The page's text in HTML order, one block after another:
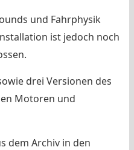
und Fahrphysik
ist jedoch noch
drei Versionen des
Motoren und
dem Archiv in den